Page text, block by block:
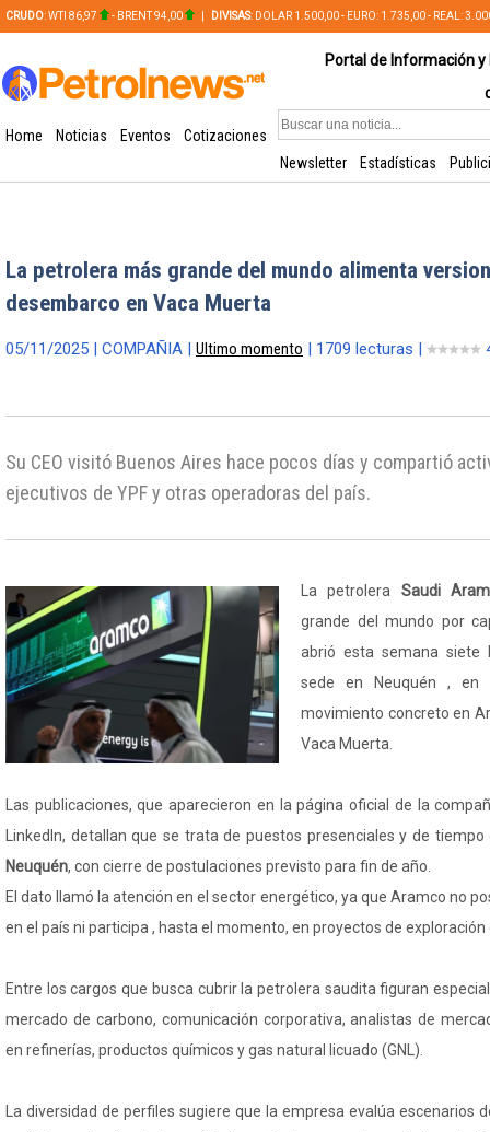
CRUDO: WTI 86,97 - BRENT 94,00 DIVISAS: DOLAR 1.500,00 - EURO: 1.735,00 - REAL:
Portal de Información
Home Noticias Eventos
Cotizaciones
Newsletter
Estadísticas
La petrolera más grande del mundo alimenta
desembarco en Vaca Muerta
05/11/2025 | COMPAÑIA | Ultimo momento | 1709 lecturas |
Su CEO visitó Buenos Aires hace pocos días y compartió
ejecutivos de YPF y otras operadoras del país.
La petrolera Saudi
grande del mundo por
abrió esta semana siete
sede en Neuquén ,
movimiento concreto en
Vaca Muerta.
Las publicaciones, que aparecieron en la página oficial de la
LinkedIn, detallan que se trata de puestos presenciales y de
Neuquén, con cierre de postulaciones previsto para fin de año.
El dato llamó la atención en el sector energético, ya que Aramco no
en el país ni participa , hasta el momento, en proyectos de
Entre los cargos que busca cubrir la petrolera saudita figuran
mercado de carbono, comunicación corporativa, analistas de
en refinerías, productos químicos y gas natural licuado (GNL).
La diversidad de perfiles sugiere que la empresa evalúa escenarios